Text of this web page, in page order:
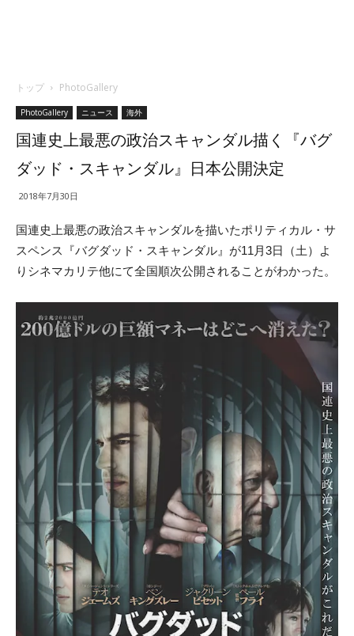
トップ PhotoGallery
PhotoGallery ニュース 海外
国連史上最悪の政治スキャンダル描く『バグ
ダッド・スキャンダル』日本公開決定
2018年7月30日
国連史上最悪の政治スキャンダルを描いたポリティカル・サ
スペンス『バグダッド・スキャンダル』が11月3日（土）よ
りシネマカリテ他にて全国順次公開されることがわかった。